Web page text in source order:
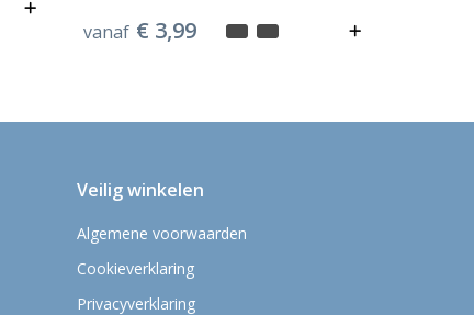
vanaf € 3,99
Veilig winkelen
Algemene voorwaarden
Cookieverklaring
Privacyverklaring